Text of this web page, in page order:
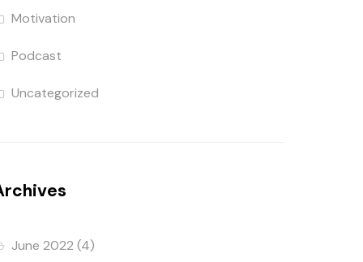
Motivation
Podcast
Uncategorized
June 2022 (4)